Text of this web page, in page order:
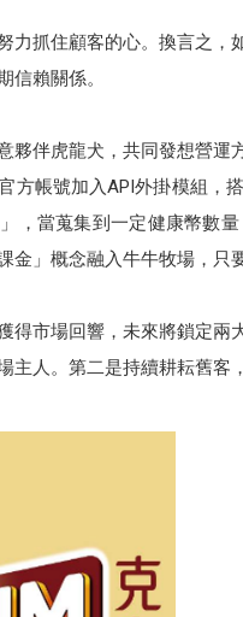
力抓住顧客的心。換言之
信賴關係。
夥伴虎龍犬，共同發想營
方帳號加入API外掛模組
，當蒐集到一定健康幣數
金」概念融入牛牛牧場，只
得市場回響，未來將鎖定
主人。第二是持續耕耘舊客